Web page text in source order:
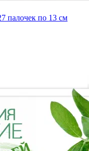
палочек по 13 см